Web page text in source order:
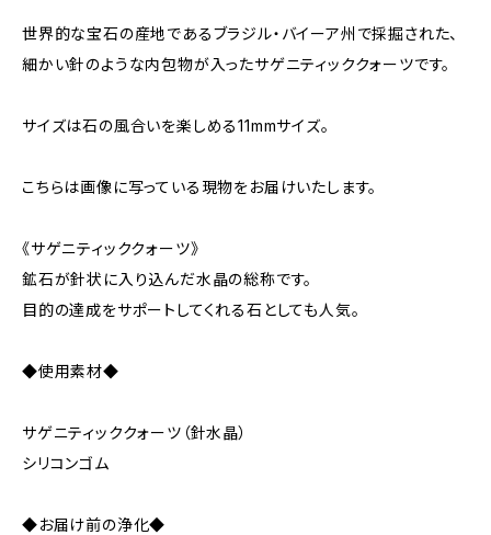
世界的な宝石の産地であるブラジル・バイーア州で採掘された、
細かい針のような内包物が入ったサゲニティッククォーツです。
サイズは石の風合いを楽しめる11mmサイズ。
こちらは画像に写っている現物をお届けいたします。
《サゲニティッククォーツ》
鉱石が針状に入り込んだ水晶の総称です。
目的の達成をサポートしてくれる石としても人気。
◆使用素材◆
サゲニティッククォーツ（針水晶）
シリコンゴム
◆お届け前の浄化◆